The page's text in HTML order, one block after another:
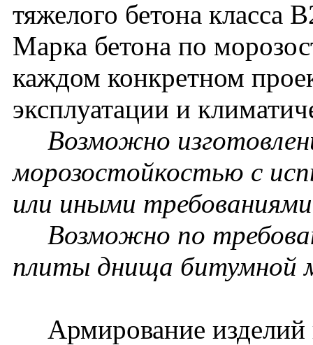
тяжелого бетона класса
Марка бетона по
каждом конкретном
эксплуатации и
Возможно
морозостойкостью с
или иными
Возможно по
плиты днища битумной
Армирование изделий